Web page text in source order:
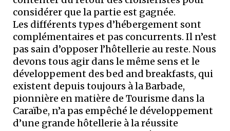
considérer que la partie est gagnée.
Les différents types d’hébergement sont
complémentaires et pas concurrents. Il n’est
pas sain d’opposer l’hôtellerie au reste. Nous
devons tous agir dans le même sens et le
développement des bed and breakfasts, qui
existent depuis toujours à la Barbade,
pionnière en matière de Tourisme dans la
Caraïbe, n’a pas empêché le développement
d’une grande hôtellerie à la réussite